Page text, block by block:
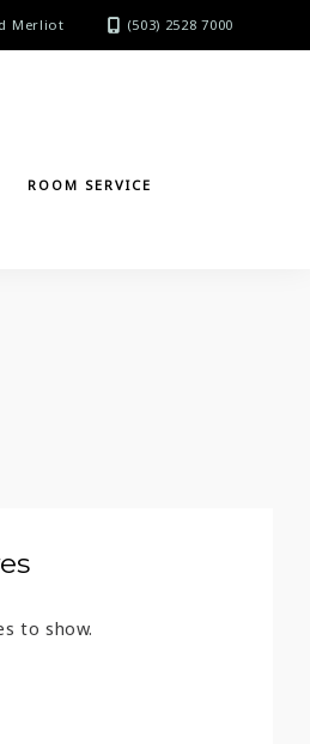
Merliot (503) 2528 7000
ROOM SERVICE
to show.